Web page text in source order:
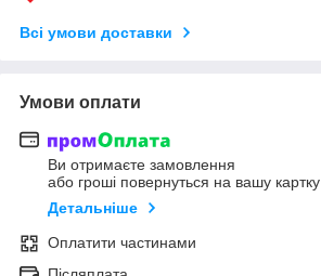
Всі умови доставки
Умови оплати
Ви отримаєте замовлення
або гроші повернуться на вашу картку
Детальніше
Оплатити частинами